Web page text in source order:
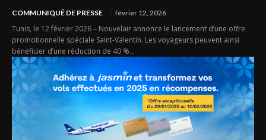
COMMUNIQUÉ DE PRESSE février 12, 2026
Tunis, le 12 février 2026 – Nouvelair annonce le lancement d’une offre
promotionnelle spéciale Saint-Valentin. Les voyageurs peuvent ainsi
bénéficier d’une réduction de 40 %...